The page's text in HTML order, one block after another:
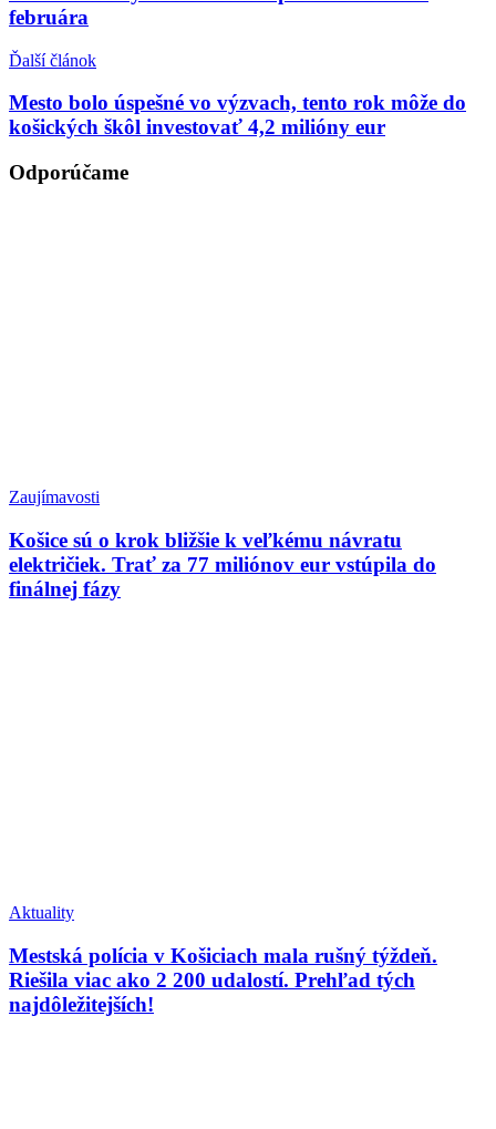
februára
Ďalší článok
Mesto bolo úspešné vo výzvach, tento rok môže do
košických škôl investovať 4,2 milióny eur
Odporúčame
Zaujímavosti
Košice sú o krok bližšie k veľkému návratu
električiek. Trať za 77 miliónov eur vstúpila do
finálnej fázy
Aktuality
Mestská polícia v Košiciach mala rušný týždeň.
Riešila viac ako 2 200 udalostí. Prehľad tých
najdôležitejších!